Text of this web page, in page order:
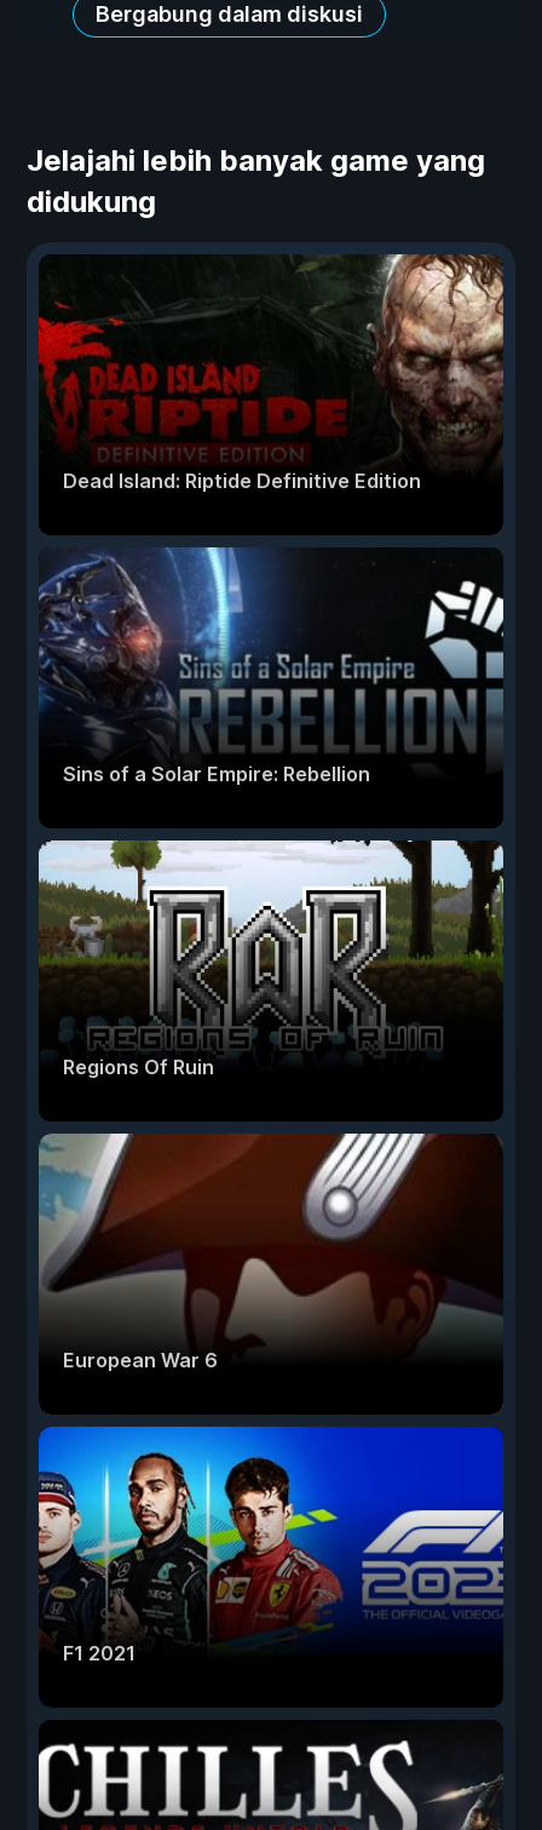
Bergabung dalam diskusi
Jelajahi lebih banyak game yang
didukung
Dead Island: Riptide Definitive Edition
Sins of a Solar Empire: Rebellion
Regions Of Ruin
European War 6
F1 2021